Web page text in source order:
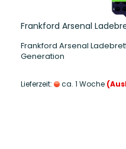
Frankford Arsenal
Frankford Arsenal
Generation
Lieferzeit: ca. 1 Woche